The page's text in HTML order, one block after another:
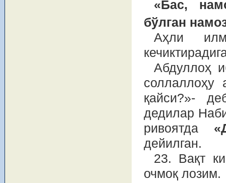
«Бас,
бўлган
Аҳли
Абдуллоҳ
соллаллоҳу
қайси?»-
дедилар
ривоятда
дейилган.
23. Вақт
очмоқ лозим.